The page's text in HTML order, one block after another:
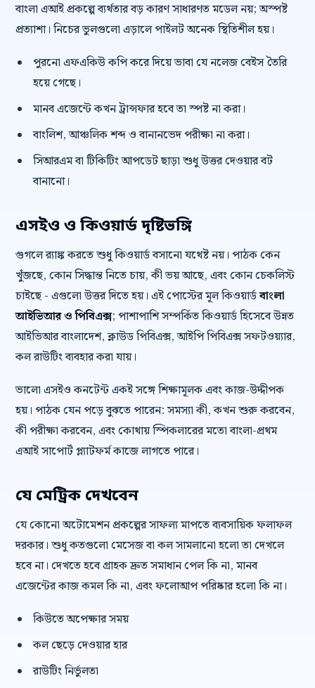
বাংলা এআই প্রকল্পে ব্যর্থতার বড় কারণ সাধারণত মডেল নয়; অস্পষ্ট
প্রত্যাশা। নিচের ভুলগুলো এড়ালে পাইলট অনেক স্থিতিশীল হয়।
পুরনো এফএকিউ কপি করে দিয়ে ভাবা যে নলেজ বেইস তৈরি
হয়ে গেছে।
মানব এজেন্টে কখন ট্রান্সফার হবে তা স্পষ্ট না করা।
বাংলিশ, আঞ্চলিক শব্দ ও বানানভেদ পরীক্ষা না করা।
সিআরএম বা টিকিটিং আপডেট ছাড়া শুধু উত্তর দেওয়ার বট
বানানো।
এসইও ও কিওয়ার্ড দৃষ্টিভঙ্গি
গুগলে র‍্যাঙ্ক করতে শুধু কিওয়ার্ড বসানো যথেষ্ট নয়। পাঠক কেন
খুঁজছে, কোন সিদ্ধান্ত নিতে চায়, কী ভয় আছে, এবং কোন চেকলিস্ট
চাইছে - এগুলো উত্তর দিতে হয়। এই পোস্টের মূল কিওয়ার্ডবাংলা
আইভিআর ও পিবিএক্স; পাশাপাশি সম্পর্কিত কিওয়ার্ড হিসেবে উন্নত
আইভিআর বাংলাদেশ, ক্লাউড পিবিএক্স, আইপি পিবিএক্স সফটওয়্যার,
কল রাউটিং ব্যবহার করা যায়।
ভালো এসইও কনটেন্ট একই সঙ্গে শিক্ষামূলক এবং কাজ-উদ্দীপক
হয়। পাঠক যেন পড়ে বুঝতে পারেন: সমস্যা কী, কখন শুরু করবেন,
কী পরীক্ষা করবেন, এবং কোথায় স্পিকলারের মতো বাংলা-প্রথম
এআই সাপোর্ট প্ল্যাটফর্ম কাজে লাগতে পারে।
যে মেট্রিক দেখবেন
যে কোনো অটোমেশন প্রকল্পের সাফল্য মাপতে ব্যবসায়িক ফলাফল
দরকার। শুধু কতগুলো মেসেজ বা কল সামলানো হলো তা দেখলে
হবে না। দেখতে হবে গ্রাহক দ্রুত সমাধান পেল কি না, মানব
এজেন্টের কাজ কমল কি না, এবং ফলোআপ পরিষ্কার হলো কি না।
কিউতে অপেক্ষার সময়
কল ছেড়ে দেওয়ার হার
রাউটিং নির্ভুলতা